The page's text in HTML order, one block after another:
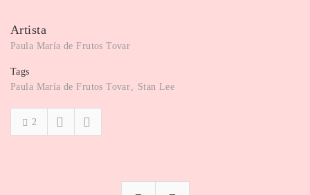
Artista
Paula María de Frutos Tovar
Tags
Paula María de Frutos Tovar
Stan Lee
2